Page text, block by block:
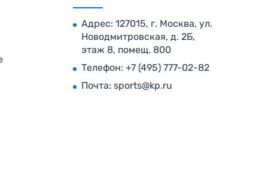
Адрес: 127015, г. Москва, ул.
Новодмитровская, д. 2Б,
этаж 8, помещ. 800
Телефон: +7 (495) 777-02-82
Почта: sports@kp.ru